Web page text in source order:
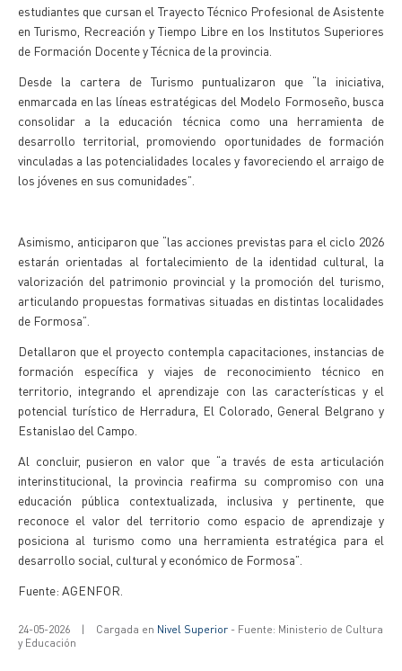
estudiantes que cursan el Trayecto Técnico Profesional de Asistente
en Turismo, Recreación y Tiempo Libre en los Institutos Superiores
de Formación Docente y Técnica de la provincia.
Desde la cartera de Turismo puntualizaron que “la iniciativa,
enmarcada en las líneas estratégicas del Modelo Formoseño, busca
consolidar a la educación técnica como una herramienta de
desarrollo territorial, promoviendo oportunidades de formación
vinculadas a las potencialidades locales y favoreciendo el arraigo de
los jóvenes en sus comunidades”.
Asimismo, anticiparon que “las acciones previstas para el ciclo 2026
estarán orientadas al fortalecimiento de la identidad cultural, la
valorización del patrimonio provincial y la promoción del turismo,
articulando propuestas formativas situadas en distintas localidades
de Formosa”.
Detallaron que el proyecto contempla capacitaciones, instancias de
formación específica y viajes de reconocimiento técnico en
territorio, integrando el aprendizaje con las características y el
potencial turístico de Herradura, El Colorado, General Belgrano y
Estanislao del Campo.
Al concluir, pusieron en valor que “a través de esta articulación
interinstitucional, la provincia reafirma su compromiso con una
educación pública contextualizada, inclusiva y pertinente, que
reconoce el valor del territorio como espacio de aprendizaje y
posiciona al turismo como una herramienta estratégica para el
desarrollo social, cultural y económico de Formosa”.
Fuente: AGENFOR.
24-05-2026 | Cargada en Nivel Superior - Fuente: Ministerio de Cultura
y Educación